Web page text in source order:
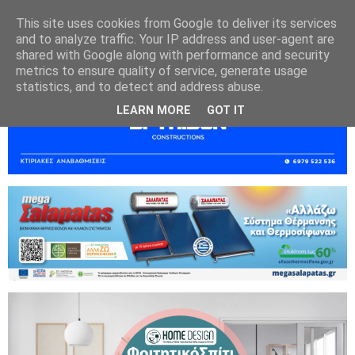
This site uses cookies from Google to deliver its services
and to analyze traffic. Your IP address and user-agent are
shared with Google along with performance and security
metrics to ensure quality of service, generate usage
statistics, and to detect and address abuse.
LEARN MORE GOT IT